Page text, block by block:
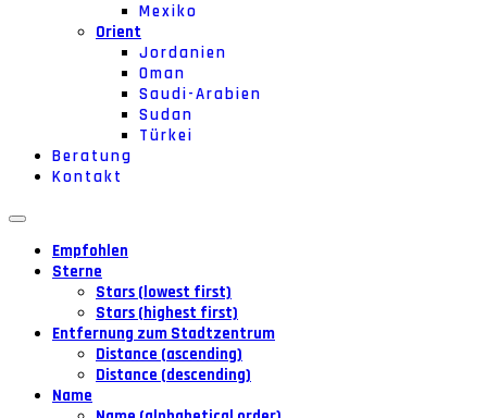
Mexiko
Orient
Jordanien
Oman
Saudi-Arabien
Sudan
Türkei
Beratung
Kontakt
Empfohlen
Sterne
Stars (lowest first)
Stars (highest first)
Entfernung zum Stadtzentrum
Distance (ascending)
Distance (descending)
Name